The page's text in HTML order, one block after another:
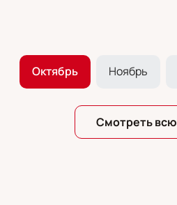
Октябрь Ноябрь
Смотреть